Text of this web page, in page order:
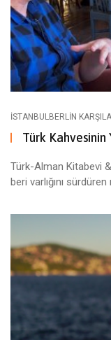
ISTANBULBERLIN
Türk Kahvesinin
Türk-Alman Kitabevi &
beri varlığını